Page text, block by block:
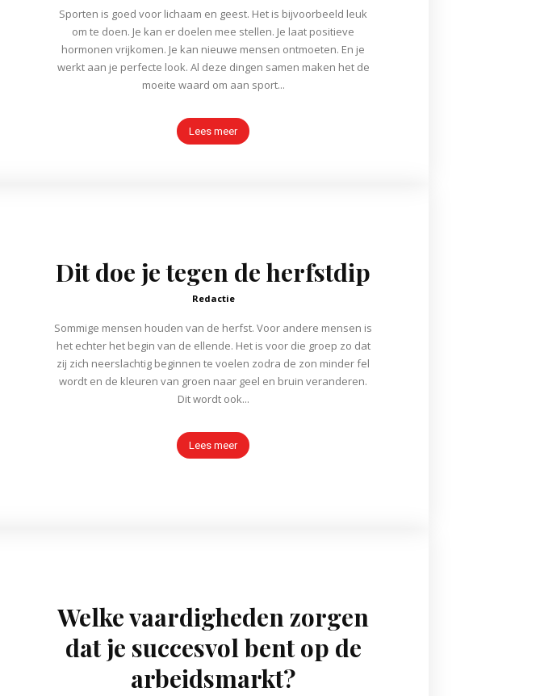
Sporten is goed voor lichaam en geest. Het is bijvoorbeeld leuk
om te doen. Je kan er doelen mee stellen. Je laat positieve
hormonen vrijkomen. Je kan nieuwe mensen ontmoeten. En je
werkt aan je perfecte look. Al deze dingen samen maken het de
moeite waard om aan sport...
Lees meer
Dit doe je tegen de herfstdip
Redactie
Sommige mensen houden van de herfst. Voor andere mensen is
het echter het begin van de ellende. Het is voor die groep zo dat
zij zich neerslachtig beginnen te voelen zodra de zon minder fel
wordt en de kleuren van groen naar geel en bruin veranderen.
Dit wordt ook...
Lees meer
Welke vaardigheden zorgen
dat je succesvol bent op de
arbeidsmarkt?